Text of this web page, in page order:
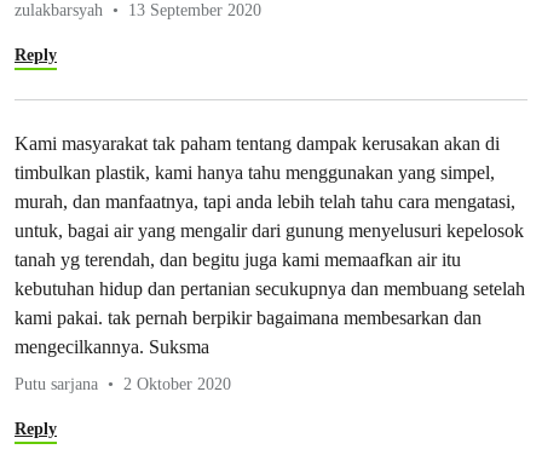
zulakbarsyah 13 September 2020
Reply
Kami masyarakat tak paham tentang dampak kerusakan akan di
timbulkan plastik, kami hanya tahu menggunakan yang simpel,
murah, dan manfaatnya, tapi anda lebih telah tahu cara mengatasi,
untuk, bagai air yang mengalir dari gunung menyelusuri kepelosok
tanah yg terendah, dan begitu juga kami memaafkan air itu
kebutuhan hidup dan pertanian secukupnya dan membuang setelah
kami pakai. tak pernah berpikir bagaimana membesarkan dan
mengecilkannya. Suksma
Putu sarjana 2 Oktober 2020
Reply